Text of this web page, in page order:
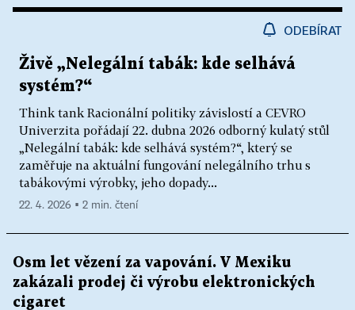
ODEBÍRAT
Živě „Nelegální tabák: kde selhává
systém?“
Think tank Racionální politiky závislostí a CEVRO
Univerzita pořádají 22. dubna 2026 odborný kulatý stůl
„Nelegální tabák: kde selhává systém?“, který se
zaměřuje na aktuální fungování nelegálního trhu s
tabákovými výrobky, jeho dopady...
22. 4. 2026 ▪ 2 min. čtení
Osm let vězení za vapování. V Mexiku
zakázali prodej či výrobu elektronických
cigaret